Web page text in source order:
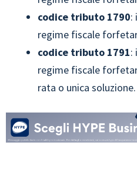
codice tributo 1790:
regime fiscale
codice tributo 1791:
regime fiscale
rata o unica soluzione.